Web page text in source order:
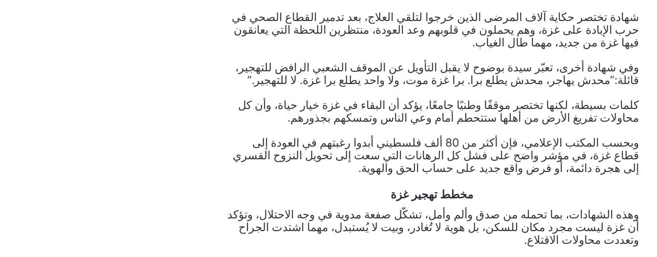
شهادة تختصر حكاية آلاف المرضى الذين خرجوا لتلقي العلاج، بعد تدمير القطاع الصحي في
حرب الإبادة على غزة، وهم يحملون في قلوبهم وعد العودة، منتظرين اللحظة التي يعانقون
فيها غزة من جديد، مهما طال الغياب.
وفي شهادة أخرى، تعبّر سيدة بوضوح لا يقبل التأويل عن الموقف الشعبي الرافض للتهجير،
قائلة:”محدش يهاجر، محدش يطلع برا. برا غزة موت، ولا واحد يطلع برا غزة. لا للتهجير.”
كلمات بسيطة، لكنها تختصر موقفًا وطنيًا جامعًا، يؤكد أن البقاء في غزة خيار حياة، وأن كل
محاولات تفريغ الأرض من أهلها ستتحطم أمام وعي الناس وتمسكهم بجذورهم.
وبحسب المكتب الإعلامي، فإن أكثر من 80 ألف فلسطيني أبدوا رغبتهم في العودة إلى
قطاع غزة، في مؤشر واضح على فشل كل الرهانات التي سعت إلى تحويل النزوح القسري
إلى هجرة دائمة، أو فرض واقع جديد على حساب الحق والهوية.
مخطط تهجير غزة
وهذه الشهادات، بما تحمله من صدق وألم وأمل، تشكّل صفعة مدوية في وجه الاحتلال، وتؤكد
أن غزة ليست مجرد مكان للسكن، بل هوية لا تُغادر، وبيت لا يُستبدل، مهما اشتدت الجراح
وتعددت محاولات الاقتلاع.